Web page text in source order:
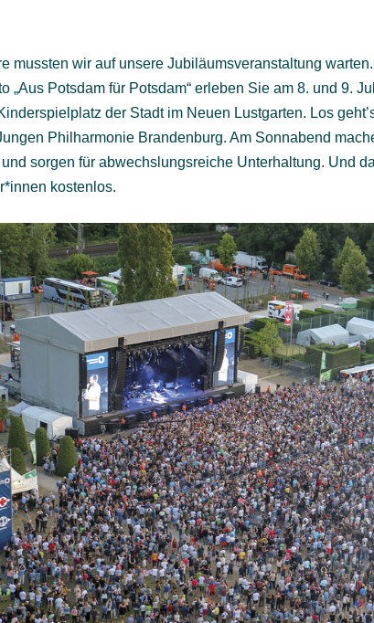
mussten wir auf unsere Jubiläumsveranstaltung
„Aus Potsdam für Potsdam“ erleben Sie am 8. und 9.
der Stadt im Neuen Lustgarten. Los
Philharmonie Brandenburg. Am Sonnabend
sorgen für abwechslungsreiche Unterhaltung. Und
kostenlos.